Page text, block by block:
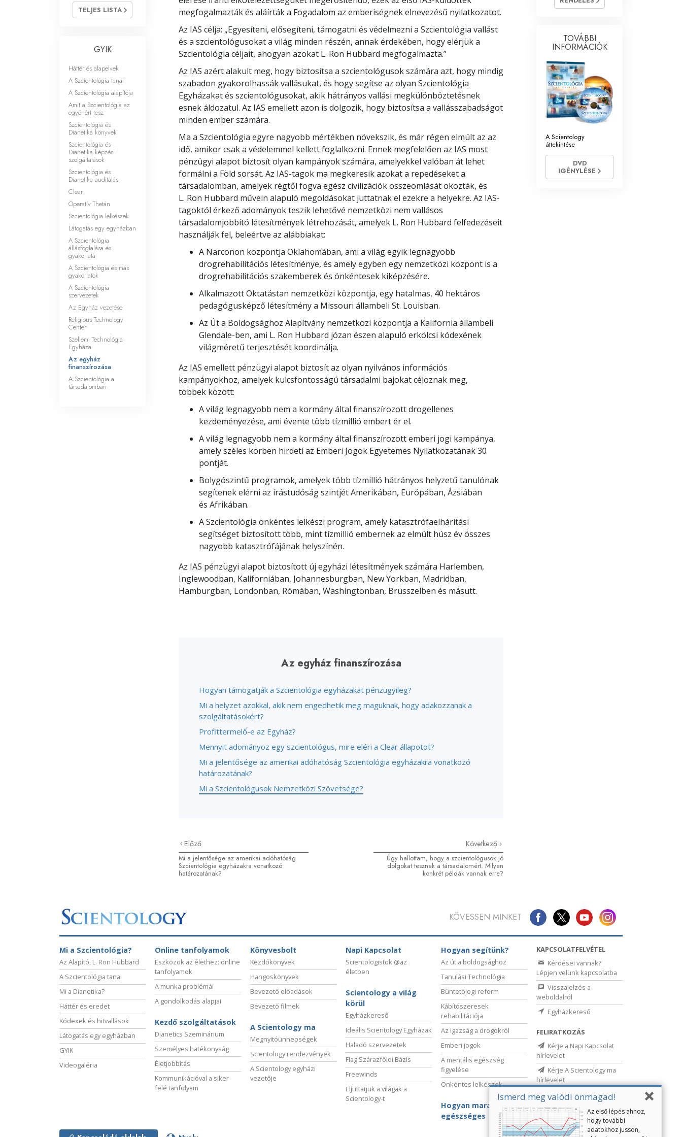
Mi a nagyság?
Eszközök a munkahelyen
Az etika és az állapotok
Az elnyomás oka
A szervezés alapjai
A public relations alapjai
Célok és célkitűzések
megfogalmazták és aláírták a Fogadalom az emberiségnek elnevezésű nyilatkozatot.
Az IAS célja: „Egyesíteni, elősegíteni, támogatni és védelmezni a Szcientológia vallást
és a szcientológusokat a világ minden részén, annak érdekében, hogy elérjük a
Szcientológia céljait, ahogyan azokat L. Ron Hubbard megfogalmazta.”
Az IAS azért alakult meg, hogy biztosítsa a szcientológusok számára azt, hogy mindig
szabadon gyakorolhassák vallásukat, és hogy segítse az olyan Szcientológia
Egyházakat és szcientológusokat, akik hátrányos vallási megkülönböztetésnek
esnek áldozatul. Az IAS emellett azon is dolgozik, hogy biztosítsa a vallásszabadságot
minden ember számára.
Ma a Szcientológia egyre nagyobb mértékben növekszik, és már régen elmúlt az az
idő, amikor csak a védelemmel kellett foglalkozni. Ennek megfelelően az IAS most
pénzügyi alapot biztosít olyan kampányok számára, amelyekkel valóban át lehet
formálni a Föld sorsát. Az IAS-tagok ma megkeresik azokat a repedéseket a
társadalomban, amelyek régtől fogva egész civilizációk összeomlását okozták, és
L. Ron Hubbard művein alapuló megoldásokat juttatnak el ezekre a helyekre. Az IAS-
tagoktól érkező adományok teszik lehetővé nemzetközi nem vallásos
társadalomjobbító létesítmények létrehozását, amelyek L. Ron Hubbard felfedezéseit
használják fel, beleértve az alábbiakat:
A Narconon központja Oklahomában, ami a világ egyik legnagyobb
drogrehabilitációs létesítménye, és amely egyben egy nemzetközi központ is a
drogrehabilitációs szakemberek és önkéntesek kiképzésére.
Alkalmazott Oktatástan nemzetközi központja, egy hatalmas, 40 hektáros
pedagógusképző létesítmény a Missouri állambeli St. Louisban.
Az Út a Boldogsághoz Alapítvány nemzetközi központja a Kalifornia állambeli
Glendale-ben, ami L. Ron Hubbard józan észen alapuló erkölcsi kódexének
világméretű terjesztését koordinálja.
Az IAS emellett pénzügyi alapot biztosít az olyan nyilvános információs
kampányokhoz, amelyek kulcsfontosságú társadalmi bajokat céloznak meg,
többek között:
A világ legnagyobb nem a kormány által finanszírozott drogellenes
kezdeményezése, ami évente több tízmillió embert ér el.
A világ legnagyobb nem a kormány által finanszírozott emberi jogi kampánya,
amely széles körben hirdeti az Emberi Jogok Egyetemes Nyilatkozatának 30
pontját.
Bolygószintű programok, amelyek több tízmillió hátrányos helyzetű tanulónak
segítenek elérni az írástudóság szintjét Amerikában, Európában, Ázsiában
és Afrikában.
A Szcientológia önkéntes lelkészi program, amely katasztrófaelhárítási
segítséget biztosított több, mint tízmillió embernek az elmúlt húsz év összes
nagyobb katasztrófájának helyszínén.
Az IAS pénzügyi alapot biztosított új egyházi létesítmények számára Harlemben,
Inglewoodban, Kaliforniában, Johannesburgban, New Yorkban, Madridban,
Hamburgban, Londonban, Rómában, Washingtonban, Brüsszelben és másutt.
Az egyház finanszírozása
Hogyan támogatják a Szcientológia egyházakat pénzügyileg?
Mi a helyzet azokkal, akik nem engedhetik meg maguknak, hogy adakozzanak a
szolgáltatásokért?
Profittermelő-e az Egyház?
Mennyit adományoz egy szcientológus, mire eléri a Clear állapotot?
Mi a jelentősége az amerikai adóhatóság Szcientológia egyházakra vonatkozó
határozatának?
Mi a Szcientológusok Nemzetközi Szövetsége?
Előző
Mi a jelentősége az amerikai adóhatóság
Szcientológia egyházakra vonatkozó
határozatának?
Következő
Úgy hallottam, hogy a szcientológusok jó
dolgokat tesznek a társadalomért. Milyen
konkrét példák vannak erre?
TELJES LISTA
GYIK
Háttér és alapelvek
A Szcientológia tanai
A Szcientológia alapítója
Amit a Szcientológia az
egyénért tesz
Szcientológia és
Dianetika könyvek
Szcientológia és
Dianetika képzési
szolgáltatások
Szcientológia és
Dianetika auditálás
Clear
Operatív Thetán
Szcientológia lelkészek
Látogatás egy egyházban
A Szcientológia
állásfoglalása és
gyakorlata
A Szcientológia és más
gyakorlatok
A Szcientológia
szervezetek
Az Egyház vezetése
Religious Technology
Center
Szellemi Technológia
Egyháza
Az egyház
finanszírozása
A Szcientológia a
társadalomban
TOVÁBBI
INFORMÁCIÓK
A Scientology
áttekintése
DVD
IGÉNYLÉSE
Ismerd meg valódi önmagad!
Az első lépés ahhoz,
hogy további
adatokhoz jusson,
KÖVESSEN MINKET
Mi a Szcientológia?
Az Alapító, L. Ron Hubbard
A Szcientológia tanai
Mi a Dianetika?
Háttér és eredet
Kódexek és hitvallások
Látogatás egy egyházban
GYIK
Videogaléria
Online tanfolyamok
Eszközök az élethez: online
tanfolyamok
A munka problémái
A gondolkodás alapjai
Kezdő szolgáltatások
Dianetics Szeminárium
Személyes hatékonyság
Életjobbítás
Kommunikációval a siker
felé tanfolyam
Könyvesbolt
Kezdőkönyvek
Hangoskönyvek
Bevezető előadások
Bevezető filmek
A Scientology ma
Megnyitóünnepségek
Scientology rendezvények
A Scientology egyházi
vezetője
Napi Kapcsolat
Scientologistok @az
életben
Scientology a világ
körül
Egyházkereső
Ideális Scientology Egyházak
Haladó szervezetek
Flag Szárazföldi Bázis
Freewinds
Eljuttatjuk a világak a
Scientology-t
Hogyan segítünk?
Az út a boldogsághoz
Tanulási Technológia
Büntetőjogi reform
Kábítószeresek
rehabilitációja
Az igazság a drogokról
Emberi jogok
A mentális egészség
figyelése
Önkéntes lelkészek
Hogyan maradj
egészséges
KAPCSOLATFELVÉTEL
Kérdései vannak?
Lépjen velünk kapcsolatba
Visszajelzés a
weboldalról
Egyházkereső
FELIRATKOZÁS
Kérje a Napi Kapcsolat
hírlevelet
Kérje A Scientology ma
hírlevelet